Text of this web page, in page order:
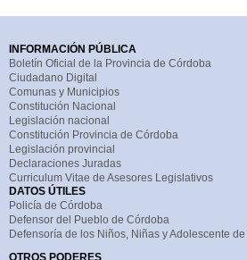
INFORMACIÓN PÚBLICA
Boletín Oficial de la Provincia de Córdoba
Ciudadano Digital
Comunas y Municipios
Constitución Nacional
Legislación nacional
Constitución Provincia de Córdoba
Legislación provincial
Declaraciones Juradas
Curriculum Vitae de Asesores Legislativos
DATOS ÚTILES
Policía de Córdoba
Defensor del Pueblo de Córdoba
Defensoría de los Niños, Niñas y Adolescente
OTROS PODERES